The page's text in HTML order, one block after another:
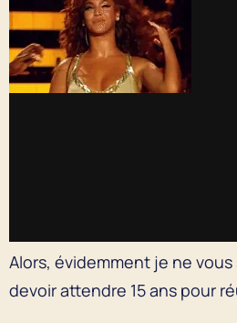
Alors, évidemment je ne
devoir attendre 15 ans pour